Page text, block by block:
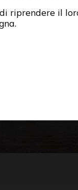
riprendere il